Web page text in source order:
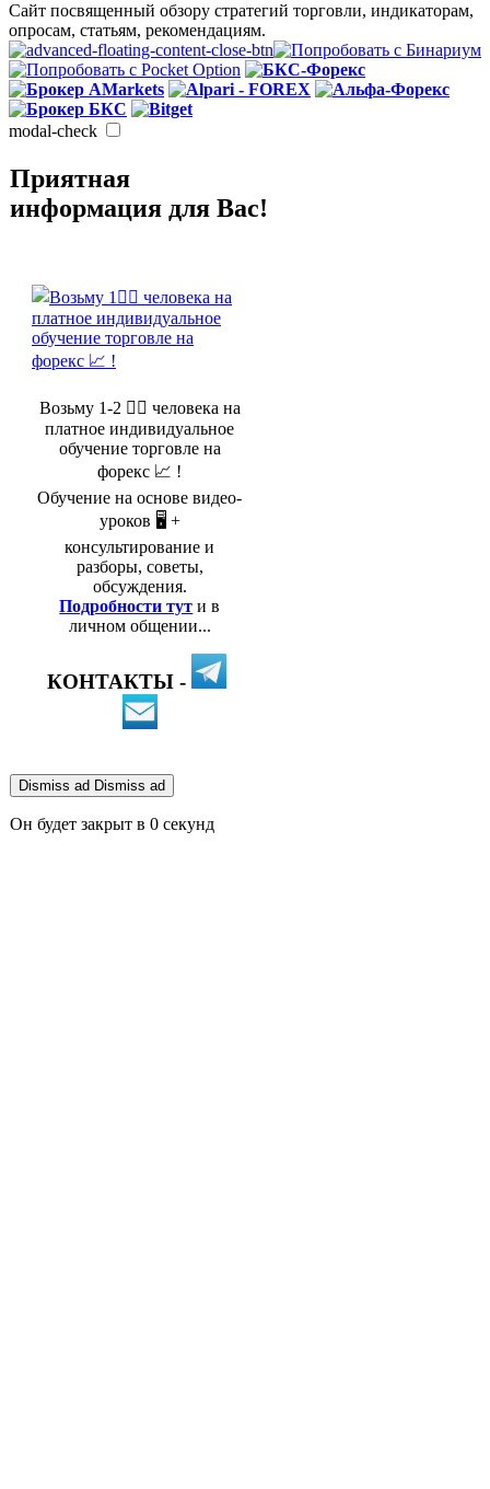
Сайт посвященный обзору стратегий торговли, индикаторам,
опросам, статьям, рекомендациям.
modal-check
Приятная
информация для Вас!
Возьму 1-2 🤵‍♂️ человека на
платное индивидуальное
обучение торговле на
форекс 📈 !
Обучение на основе видео-
уроков 🖥️ +
консультирование и
разборы, советы,
обсуждения.
Подробности тут и в
личном общении...
КОНТАКТЫ -
Dismiss ad Dismiss ad
Он будет закрыт в 0 секунд